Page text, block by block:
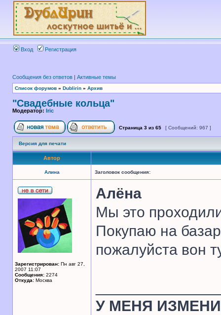
Вход Регистрация
Сообщения без ответов | Активные темы
Список форумов » Dublirin » Архив
"Свадебные кольца"
Модератор: Iric
Страница 3 из 65 [ Сообщений: 967 ]
Версия для печати
Автор
Алина Заголовок сообщения:
Зарегистрирован: Пн авг 27,
2007 11:07
Сообщения: 2274
Откуда: Москва
Алёна
Мы это
Покупаю на
пожалуйста вон
У МЕНЯ